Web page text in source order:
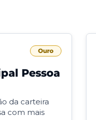
Ouro
Pessoa
da carteira
com mais